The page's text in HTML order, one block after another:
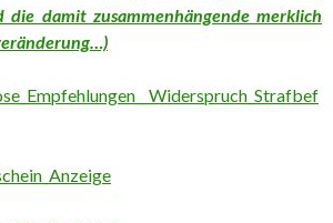
die damit zusammenhängende merklich